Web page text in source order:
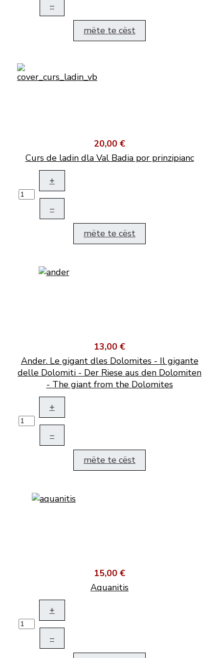
–
mëte te cëst
20,00 €
Curs de ladin dla Val Badia por prinzipianc
+
–
mëte te cëst
13,00 €
Ander. Le gigant dles Dolomites - Il gigante
delle Dolomiti - Der Riese aus den Dolomiten
- The giant from the Dolomites
+
–
mëte te cëst
15,00 €
Aquanitis
+
–